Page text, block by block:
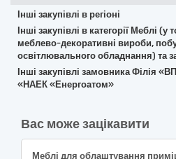
Інші закупівлі в регіоні
Інші закупівлі в категорії Меблі
меблево-декоративні вироби,
освітлювального обладнання) та
Інші закупівлі замовника Філія
«НАЕК «Енергоатом»
Вас може зацікавити